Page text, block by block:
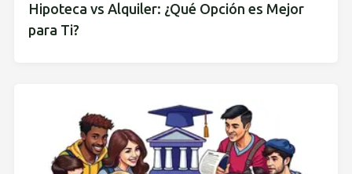
Hipoteca vs Alquiler: ¿Qué Opción es Mejor
para Ti?